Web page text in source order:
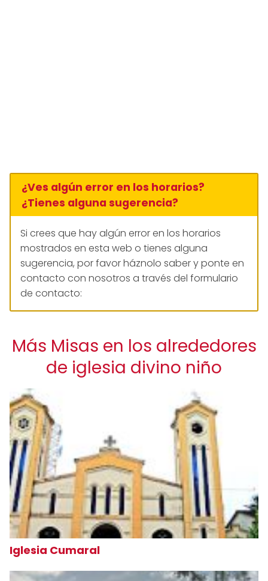
¿Ves algún error en los horarios?
¿Tienes alguna sugerencia?
Si crees que hay algún error en los horarios
mostrados en esta web o tienes alguna
sugerencia, por favor háznolo saber y ponte en
contacto con nosotros a través del formulario
de contacto:
Más Misas en los alrededores
de iglesia divino niño
Iglesia Cumaral